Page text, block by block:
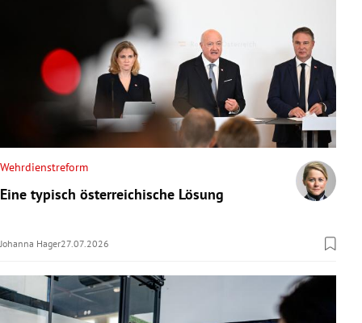
Wehrdienstreform
Eine typisch österreichische Lösung
Johanna Hager27.07.2026